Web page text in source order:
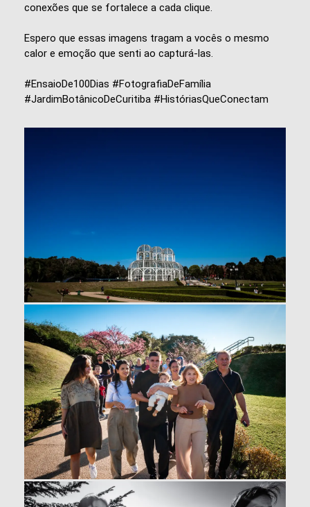
conexões que se fortalece a cada clique.
Espero que essas imagens tragam a vocês o mesmo
calor e emoção que senti ao capturá-las.
#EnsaioDe100Dias #FotografiaDeFamília
#JardimBotânicoDeCuritiba #HistóriasQueConectam